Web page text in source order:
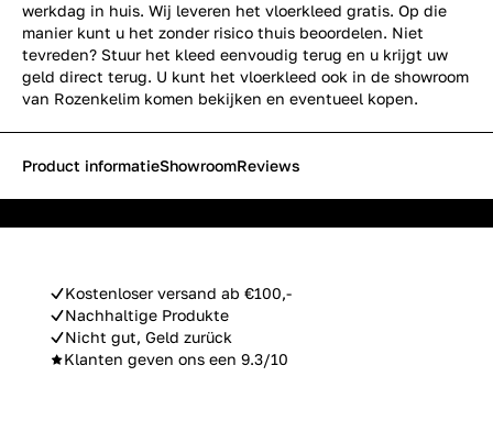
werkdag in huis. Wij leveren het vloerkleed gratis. Op die
manier kunt u het zonder risico thuis beoordelen. Niet
tevreden? Stuur het kleed eenvoudig terug en u krijgt uw
geld direct terug. U kunt het vloerkleed ook in de showroom
van Rozenkelim komen bekijken en eventueel kopen.
Kostenloser versand ab €100,-
Nachhaltige Produkte
Nicht gut, Geld zurück
Klanten geven ons een 9.3/10
Product informatieShowroomReviews